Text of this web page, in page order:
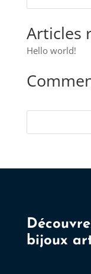
Articles
Hello world!
bijoux